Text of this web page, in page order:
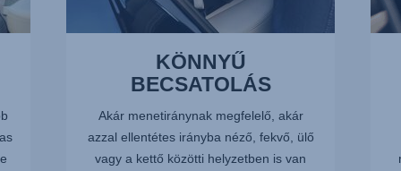
KÖNNYŰ
BECSATOLÁS
Akár menetiránynak megfelelő, akár
azzal ellentétes irányba néző, fekvő, ülő
vagy a kettő közötti helyzetben is van